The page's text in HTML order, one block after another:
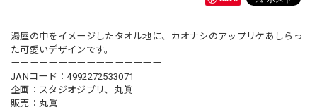
湯屋の中をイメージしたタオル地に、カオナシのアップリケあしらっ
た可愛いデザインです。
ーーーーーーーーーーーーーーーー
JANコード：4992272533071
企画：スタジオジブリ、丸眞
販売：丸眞